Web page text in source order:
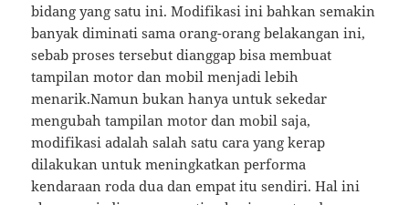
bidang yang satu ini. Modifikasi ini bahkan semakin
banyak diminati sama orang-orang belakangan ini,
sebab proses tersebut dianggap bisa membuat
tampilan motor dan mobil menjadi lebih
menarik.Namun bukan hanya untuk sekedar
mengubah tampilan motor dan mobil saja,
modifikasi adalah salah satu cara yang kerap
dilakukan untuk meningkatkan performa
kendaraan roda dua dan empat itu sendiri. Hal ini